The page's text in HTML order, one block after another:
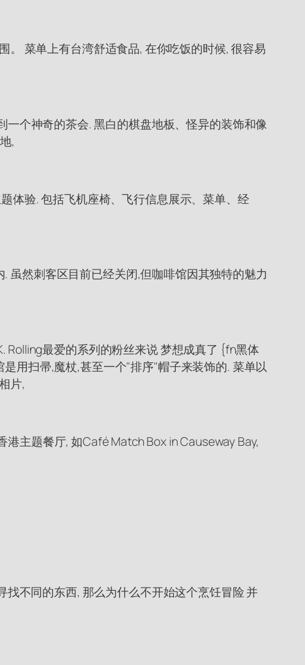
菜单上有台湾舒适食品, 在你吃饭的时候, 很容易
个神奇的茶会. 黑白的棋盘地板、怪异的装饰和像
,
体验. 包括飞机座椅、飞行信息展示、菜单、经
虽然刺客区目前已经关闭,但咖啡馆因其独特的魅力
最爱的系列的粉丝来说 梦想成真了 {fn黑体
用扫帚,魔杖,甚至一个"排序"帽子来装饰的. 菜单以
片,
主题餐厅, 如Café Match Box in Causeway Bay,
不同的东西, 那么为什么不开始这个烹饪冒险 并